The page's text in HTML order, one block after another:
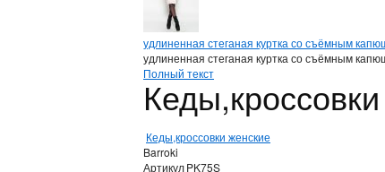
удлиненная стеганая куртка со съёмным
удлиненная стеганая куртка со съёмным
Полный текст
Кеды,кроссовки женские
Barroki
АртикулPK75S